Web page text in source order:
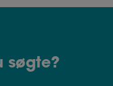
søgte?